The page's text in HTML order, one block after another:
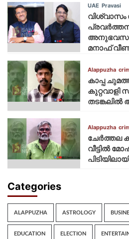
UAE Pravasi
വിശ്വാസം
മനാഫ്
Alappuzha
കാപ്പ
തടങ്കലിൽ
Alappuzha
ചേർത്തല
വീട്ടിൽ
Categories
ALAPPUZHA ASTROLOGY
EDUCATION ELECTION